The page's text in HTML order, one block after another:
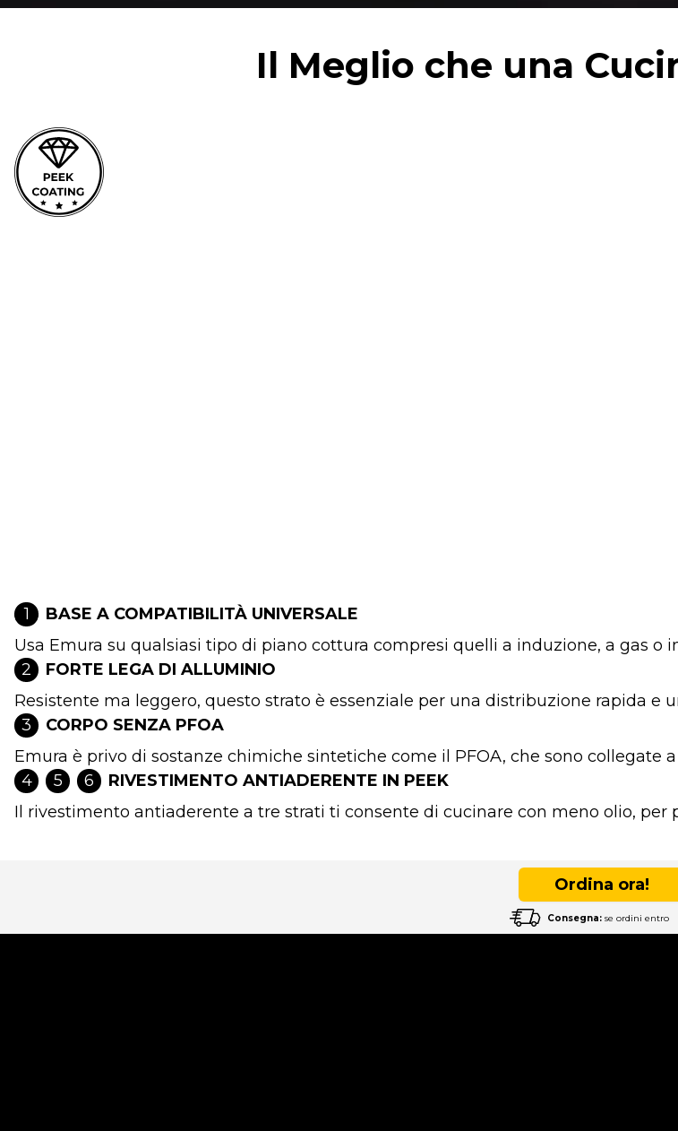
Il Meglio che una
1
BASE A COMPATIBILITÀ UNIVERSALE
Usa Emura su qualsiasi tipo di piano cottura compresi quelli a induzione, a gas o
2
FORTE LEGA DI ALLUMINIO
Resistente ma leggero, questo strato è essenziale per una distribuzione rapida e
3
CORPO SENZA PFOA
Emura è privo di sostanze chimiche sintetiche come il PFOA, che sono collegate
4
5 6
RIVESTIMENTO ANTIADERENTE IN PEEK
Il rivestimento antiaderente a tre strati ti consente di cucinare con meno olio, per
Ordina ora!
Consegna: se ordini entro